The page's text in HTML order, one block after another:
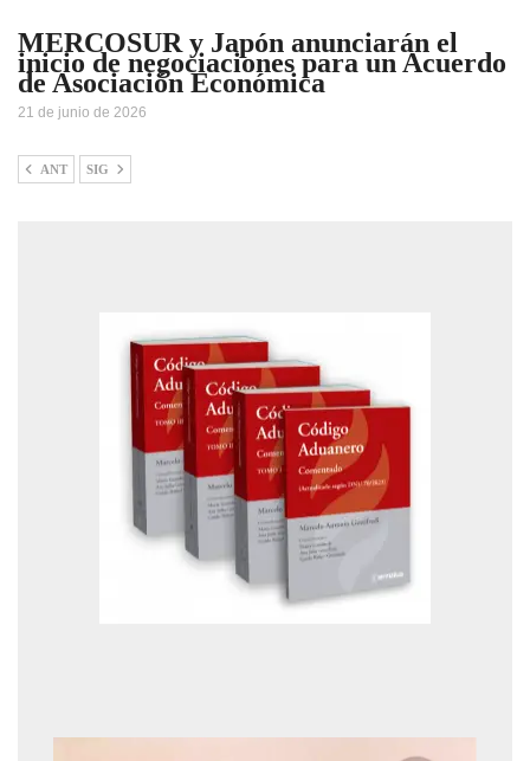
MERCOSUR y Japón anunciarán el
inicio de negociaciones para un Acuerdo
de Asociación Económica
21 de junio de 2026
ANT SIG